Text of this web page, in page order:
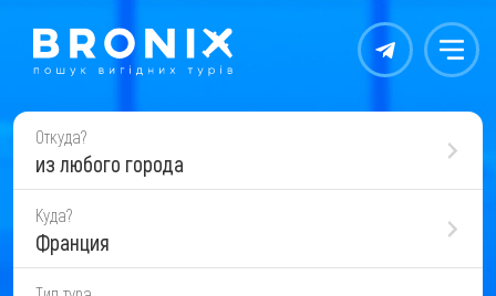
Контакты Меню
Откуда?
из любого города
Куда?
Франция